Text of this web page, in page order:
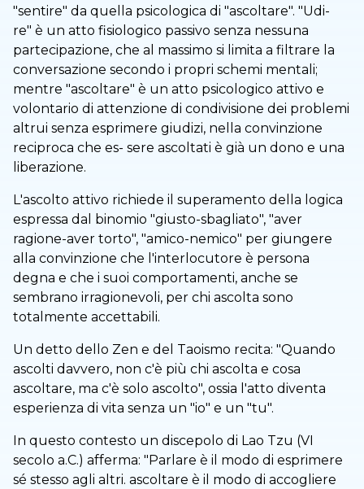
"sentire" da quella psicologica di "ascoltare". "Udi-
re" è un atto fisiologico passivo senza nessuna
partecipazione, che al massimo si limita a filtrare la
conversazione secondo i propri schemi mentali;
mentre "ascoltare" è un atto psicologico attivo e
volontario di attenzione di condivisione dei problemi
altrui senza esprimere giudizi, nella convinzione
reciproca che es- sere ascoltati è già un dono e una
liberazione.
L'ascolto attivo richiede il superamento della logica
espressa dal binomio "giusto-sbagliato", "aver
ragione-aver torto", "amico-nemico" per giungere
alla convinzione che l'interlocutore è persona
degna e che i suoi comportamenti, anche se
sembrano irragionevoli, per chi ascolta sono
totalmente accettabili.
Un detto dello Zen e del Taoismo recita: "Quando
ascolti davvero, non c'è più chi ascolta e cosa
ascoltare, ma c'è solo ascolto", ossia l'atto diventa
esperienza di vita senza un "io" e un "tu".
In questo contesto un discepolo di Lao Tzu (VI
secolo a.C.) afferma: "Parlare è il modo di esprimere
sé stesso agli altri. ascoltare è il modo di accogliere